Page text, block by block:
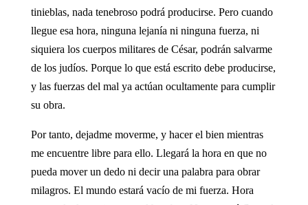
tinieblas, nada tenebroso podrá producirse. Pero cuando
llegue esa hora, ninguna lejanía ni ninguna fuerza, ni
siquiera los cuerpos militares de César, podrán salvarme
de los judíos. Porque lo que está escrito debe producirse,
y las fuerzas del mal ya actúan ocultamente para cumplir
su obra.
Por tanto, dejadme moverme, y hacer el bien mientras
me encuentre libre para ello. Llegará la hora en que no
pueda mover un dedo ni decir una palabra para obrar
milagros. El mundo estará vacío de mi fuerza. Hora